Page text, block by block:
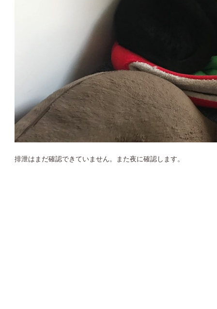
排泄はまだ確認できていません。また夜に確認します。